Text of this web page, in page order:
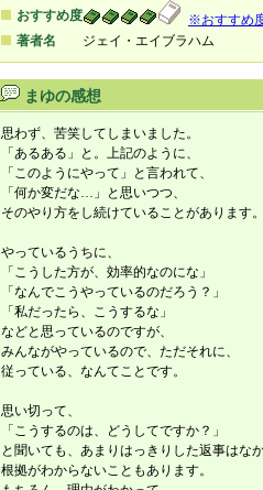
おすすめ度
※おすすめ
著者名
ジェイ・エイブラハム
まゆの感想
思わず、苦笑してしまいました。
「あるある」と。上記のように、
「このようにやって」と言われて、
「何か変だな…」と思いつつ、
そのやり方をし続けていることがあります
やっているうちに、
「こうした方が、効率的なのにな」
「なんでこうやっているのだろう？」
「私だったら、こうするな」
などと思っているのですが、
みんながやっているので、ただそれに、
従っている、なんてことです。
思い切って、
「こうするのは、どうしてですか？」
と聞いても、あまりはっきりした返事はな
根拠がわからないこともあります。